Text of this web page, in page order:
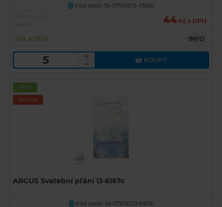
U Kód zboží: 55-071/00/13-435Bc
44 Kč s DPH
SKLADEM INFO
KOUPIT
Akční
Novinka
ARGUS Svatební přání 13-6167c
U Kód zboží: 55-071/00/13-6167c